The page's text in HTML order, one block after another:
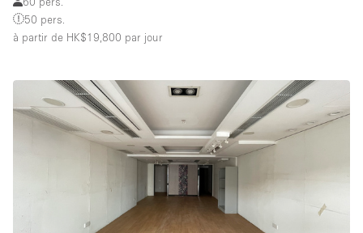
50 pers.
à partir de HK$19,800 par jour